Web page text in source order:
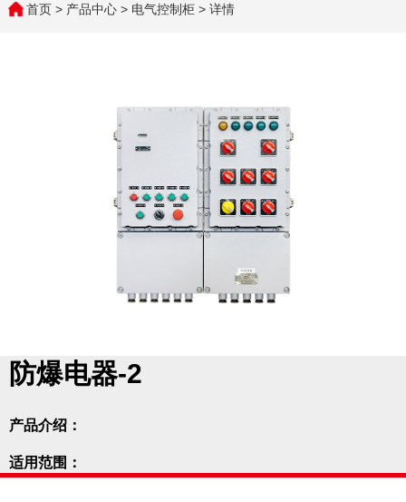
首页> 产品中心> 电气控制柜> 详情
防爆电器-2
产品介绍：
适用范围：